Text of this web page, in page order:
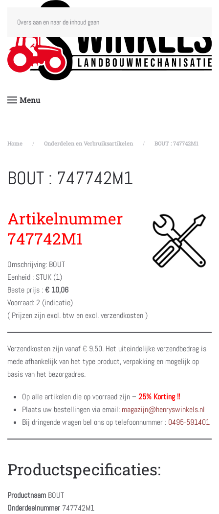
Overslaan en naar de inhoud gaan
Menu
Home Onderdelen en Verbruiksartikelen BOUT : 747742M1
BOUT : 747742M1
Artikelnummer
747742M1
Omschrijving: BOUT
Eenheid : STUK (1)
Beste prijs :€ 10,06
Voorraad: 2 (indicatie)
( Prijzen zijn excl. btw en excl. verzendkosten )
Verzendkosten zijn vanaf € 9.50. Het uiteindelijke verzendbedrag is
mede afhankelijk van het type product, verpakking en mogelijk op
basis van het bezorgadres.
Op alle artikelen die op voorraad zijn – 25% Korting !!
Plaats uw bestellingen via email: magazijn@henryswinkels.nl
Bij dringende vragen bel ons op telefoonnummer : 0495-591401
Productspecificaties:
Productnaam BOUT
Onderdeelnummer 747742M1